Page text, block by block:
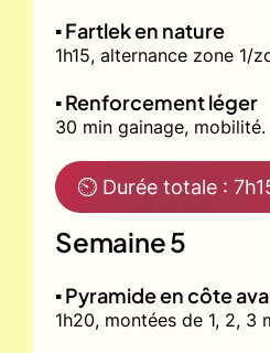
▪️ Fartlek en nature
1h15, alternance zone 1/
▪️ Renforcement léger
30 min gainage, mobilité.
⏲ Durée totale :
Semaine 5
▪️ Pyramide en côte
1h20, montées de 1, 2, 3